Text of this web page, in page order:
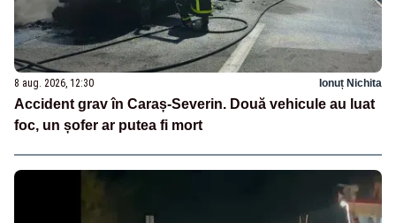
8 aug. 2026, 12:30 Ionuț Nichita
Accident grav în Caraș-Severin. Două vehicule au luat
foc, un șofer ar putea fi mort